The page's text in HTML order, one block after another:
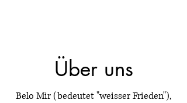
Über uns
Belo Mir (bedeutet "weisser Frieden"),